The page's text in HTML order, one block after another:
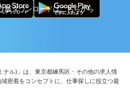
版ダウンロードはこちらから
ナル)」は、東京都練馬区・その他の求人情
密着をコンセプトに、仕事探しに役立つ最